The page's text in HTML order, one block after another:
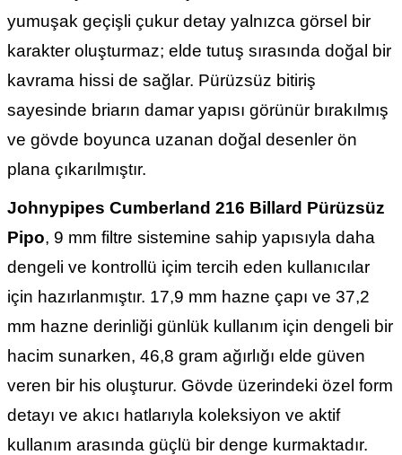
yumuşak geçişli çukur detay yalnızca görsel bir
karakter oluşturmaz; elde tutuş sırasında doğal bir
kavrama hissi de sağlar. Pürüzsüz bitiriş
sayesinde briarın damar yapısı görünür bırakılmış
ve gövde boyunca uzanan doğal desenler ön
plana çıkarılmıştır.
Johnypipes Cumberland 216 Billard Pürüzsüz
Pipo, 9 mm filtre sistemine sahip yapısıyla daha
dengeli ve kontrollü içim tercih eden kullanıcılar
için hazırlanmıştır. 17,9 mm hazne çapı ve 37,2
mm hazne derinliği günlük kullanım için dengeli bir
hacim sunarken, 46,8 gram ağırlığı elde güven
veren bir his oluşturur. Gövde üzerindeki özel form
detayı ve akıcı hatlarıyla koleksiyon ve aktif
kullanım arasında güçlü bir denge kurmaktadır.